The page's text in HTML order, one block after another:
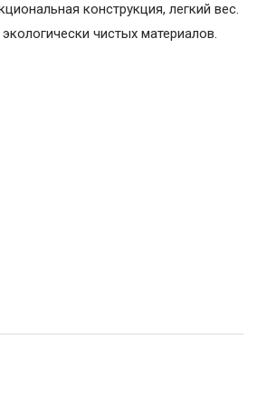
конструкция, легкий вес.
чистых материалов.